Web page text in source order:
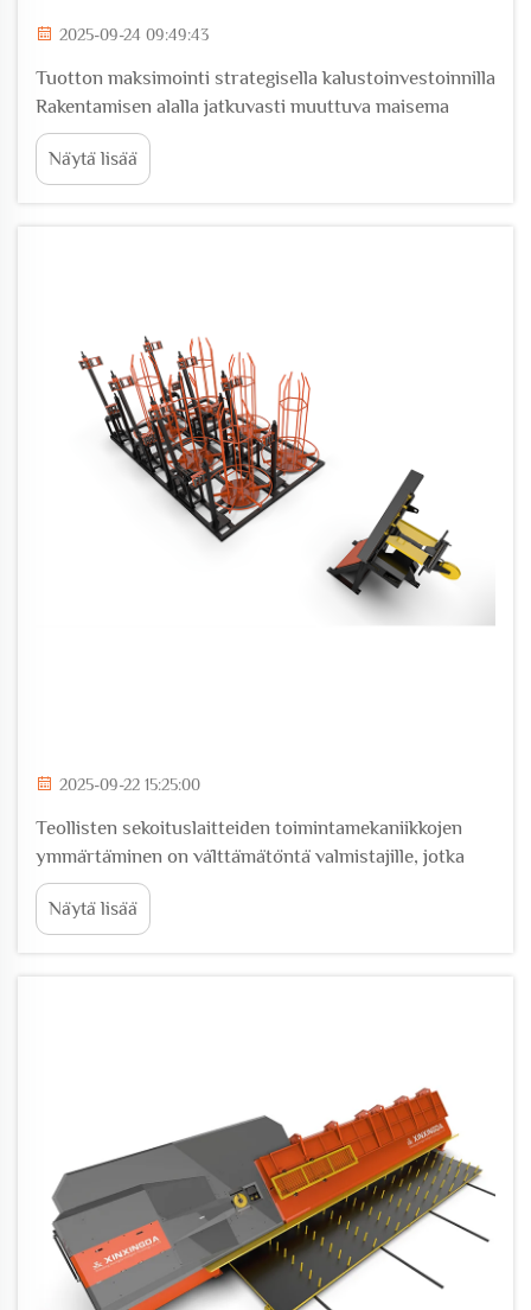
2025-09-24 09:49:43
Tuotton maksimointi strategisella kalustoinvestoinnilla
Rakentamisen alalla jatkuvasti muuttuva maisema
tekee kalustopäätöksistä keskeisen tekijän urakoitsijan
menestyksessä. Tietoisten valintojen tekeminen
rakennuskaluston arvosta edellyttää...
Näytä lisää
2025-09-22 15:25:00
Teollisten sekoituslaitteiden toimintamekaniikkojen
ymmärtäminen on välttämätöntä valmistajille, jotka
pyrkivät optimoimaan tuotteen muokkausta ja
laadunvalvontaa. Tyhjiöemulsioittimen edistynyt
teknologia on suunniteltu luomaan vakaita,
Näytä lisää